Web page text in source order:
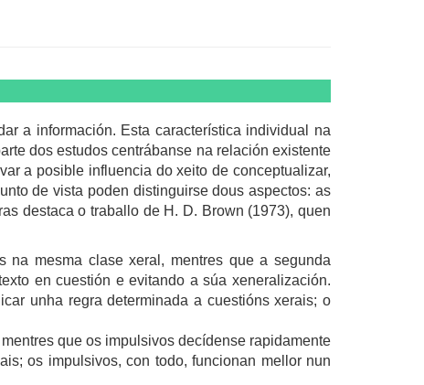
a información. Esta característica individual na
dos estudos centrábanse na relación existente
a posible influencia do xeito de conceptualizar,
de vista poden distinguirse dous aspectos: as
destaca o traballo de H. D. Brown (1973), quen
na mesma clase xeral, mentres que a segunda
en cuestión e evitando a súa xeneralización.
unha regra determinada a cuestións xerais; o
que os impulsivos decídense rapidamente
os impulsivos, con todo, funcionan mellor nun